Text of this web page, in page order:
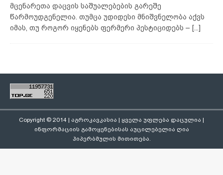
მცენარეთა დაცვის საშუალებების გარეშე
წარმოუდგენელია. თუმცა უდიდესი მნიშვნელობა აქვს
იმას, თუ როგორ იყენებს ფერმერი პესტიციდებს – [...]
Copyright © 2014 | აგროკავკასია | ყველა უფლება დაცულია |
ინფორმაციის გამოყენებისას აუცილებელია ღია
ჰიპერბმულის მითითება.